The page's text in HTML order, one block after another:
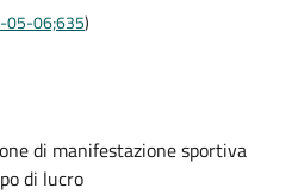
05-06;635)
di manifestazione sportiva
di lucro